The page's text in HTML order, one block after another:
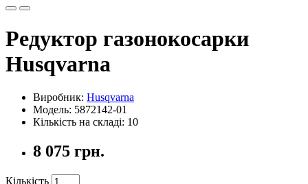
Редуктор газонокосарки
Husqvarna
Виробник: Husqvarna
Модель: 5872142-01
Кількість на складі: 10
8 075 грн.
Кількість